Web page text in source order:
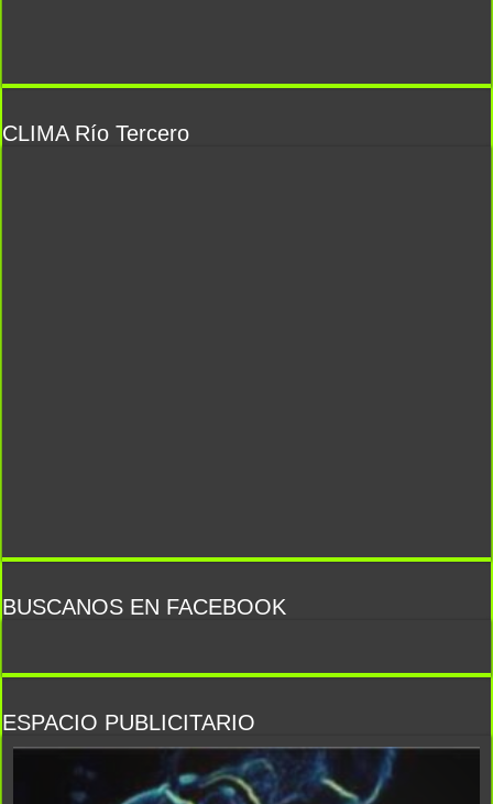
CLIMA Río Tercero
BUSCANOS EN FACEBOOK
ESPACIO PUBLICITARIO